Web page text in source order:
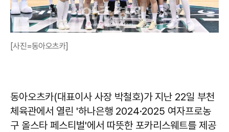
[사진=동아오츠카]
동아오츠카(대표이사 사장 박철호)가 지난 22일 부천
체육관에서 열린 '하나은행 2024·2025 여자프로농
구 올스타 페스티벌'에서 따뜻한 포카리스웨트를 제공